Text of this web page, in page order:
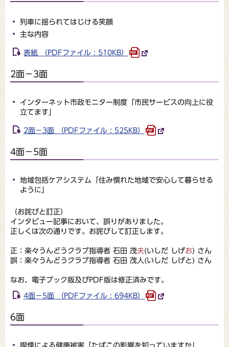
列車に揺られてはじける笑顔
主な内容
表紙 （PDFファイル : 510KB）
2面－3面
インターネット市政モニター制度「市民サービスの向上に役
立てます」
2面－3面 （PDFファイル : 525KB）
4面－5面
地域包括ケアシステム「住み慣れた地域で安心して暮らせる
ように」
（お詫びと訂正）
インタビュー記事において、誤りがありました。
正しくは次の通りです。お詫びして訂正します。
正：楽々うんどうクラブ指導者 石田 茂夫(いしだ しげお) さん
誤：楽々うんどうクラブ指導者 石田 茂人(いしだ しげと) さん
なお、電子ブック版及びPDF版は修正済みです。
4面－5面 （PDFファイル : 694KB）
6面